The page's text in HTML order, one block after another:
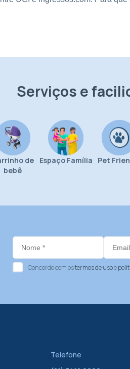
Serviços e
de
bebê
Espaço Família Pet
Concordo com ostermos de usoe
Telefone